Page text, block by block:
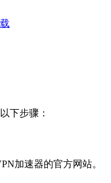
下步骤：
加速器的官方网站。